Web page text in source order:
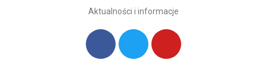
Aktualności i informacje